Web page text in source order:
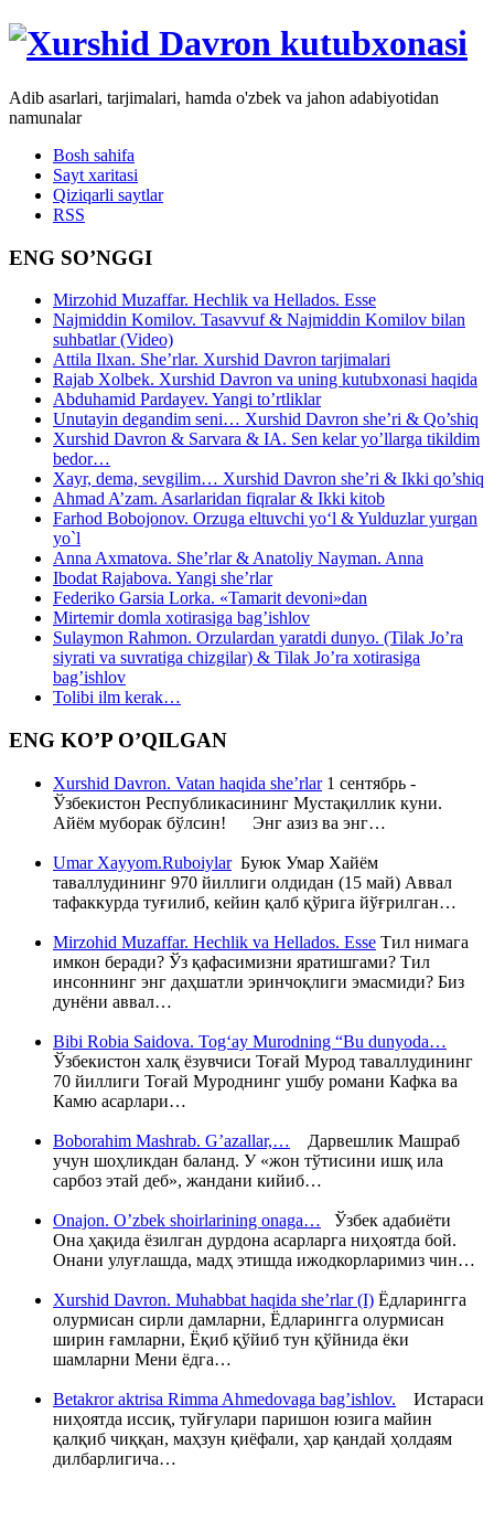
Adib asarlari, tarjimalari, hamda o'zbek va jahon adabiyotidan
namunalar
Bosh sahifa
Sayt xaritasi
Qiziqarli saytlar
RSS
ENG SO’NGGI
Mirzohid Muzaffar. Hechlik va Hellados. Esse
Najmiddin Komilov. Tasavvuf & Najmiddin Komilov bilan
suhbatlar (Video)
Attila Ilxan. She’rlar. Xurshid Davron tarjimalari
Rajab Xolbek. Xurshid Davron va uning kutubxonasi haqida
Abduhamid Pardayev. Yangi to’rtliklar
Unutayin degandim seni… Xurshid Davron she’ri & Qo’shiq
Xurshid Davron & Sarvara & IA. Sen kelar yo’llarga tikildim
bedor…
Xayr, dema, sevgilim… Xurshid Davron she’ri & Ikki qo’shiq
Ahmad A’zam. Asarlaridan fiqralar & Ikki kitob
Farhod Bobojonov. Orzuga eltuvchi yo‘l & Yulduzlar yurgan
yo`l
Anna Axmatova. She’rlar & Anatoliy Nayman. Anna
Ibodat Rajabova. Yangi she’rlar
Federiko Garsia Lorka. «Tamarit devoni»dan
Mirtemir domla xotirasiga bag’ishlov
Sulaymon Rahmon. Orzulardan yaratdi dunyo. (Tilak Jo’ra
siyrati va suvratiga chizgilar) & Tilak Jo’ra xotirasiga
bag’ishlov
Tolibi ilm kerak…
ENG KO’P O’QILGAN
Xurshid Davron. Vatan haqida she’rlar1 сентябрь -
Ўзбекистон Республикасининг Мустақиллик куни.
Айём муборак бўлсин! Энг азиз ва энг…
Umar Xayyom.RuboiylarБуюк Умар Хайём
таваллудининг 970 йиллиги олдидан (15 май) Аввал
тафаккурда туғилиб, кейин қалб қўрига йўғрилган…
Mirzohid Muzaffar. Hechlik va Hellados. Esse Тил нимага
имкон беради? Ўз қафасимизни яратишгами? Тил
инсоннинг энг даҳшатли эринчоқлиги эмасмиди? Биз
дунёни аввал…
Bibi Robia Saidova. Tog‘ay Murodning “Bu dunyoda…
Ўзбекистон халқ ёзувчиси Тоғай Мурод таваллудининг
70 йиллиги Тоғай Муроднинг ушбу романи Кафка ва
Камю асарлари…
Boborahim Mashrab. G’azallar,… Дарвешлик Машраб
учун шоҳликдан баланд. У «жон тўтисини ишқ ила
сарбоз этай деб», жандани кийиб…
Onajon. O’zbek shoirlarining onaga… Ўзбек адабиёти
Она ҳақида ёзилган дурдона асарларга ниҳоятда бой.
Онани улуғлашда, мадҳ этишда ижодкорларимиз чин…
Xurshid Davron. Muhabbat haqida she’rlar (I) Ёдларингга
олурмисан сирли дамларни, Ёдларингга олурмисан
ширин ғамларни, Ёқиб қўйиб тун қўйнида ёки
шамларни Мени ёдга…
Betakror aktrisa Rimma Ahmedovaga bag’ishlov. Истараси
ниҳоятда иссиқ, туйғулари паришон юзига майин
қалқиб чиққан, маҳзун қиёфали, ҳар қандай ҳолдаям
дилбарлигича…